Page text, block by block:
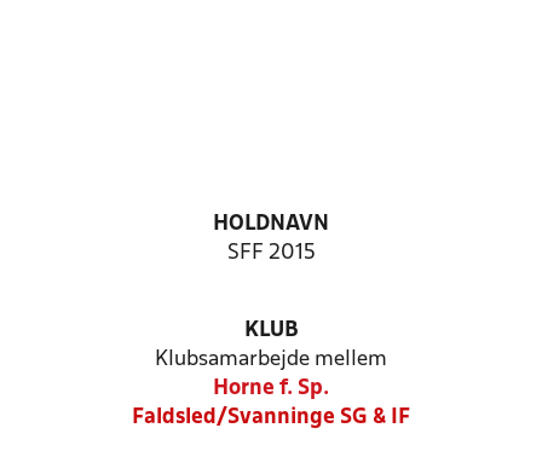
HOLDNAVN
SFF 2015
KLUB
Klubsamarbejde mellem
Horne f. Sp.
Faldsled/Svanninge SG & IF